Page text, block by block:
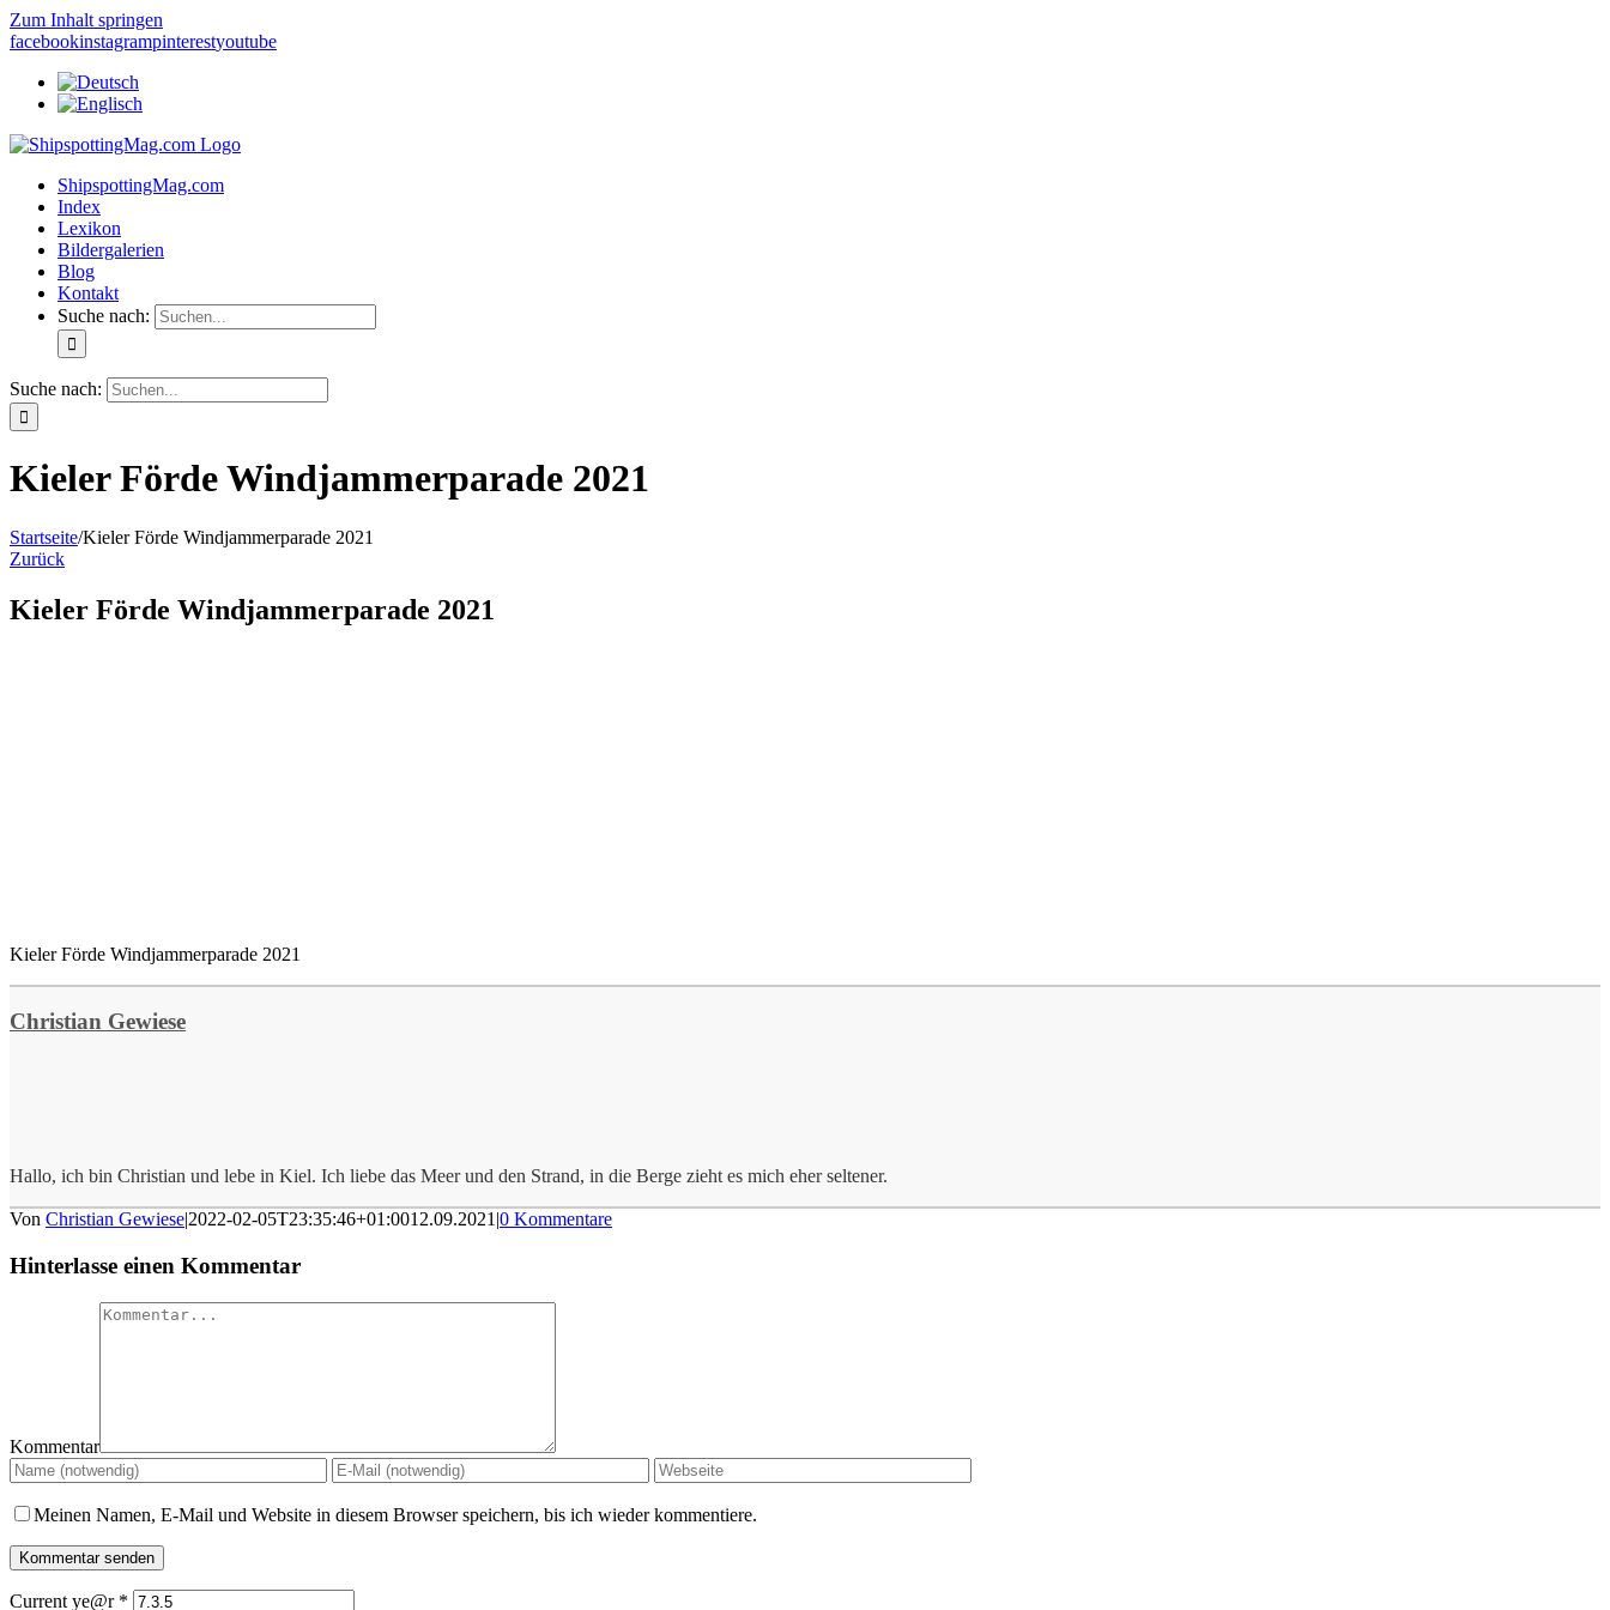
Zum Inhalt springen
facebookinstagrampinterestyoutube
ShipspottingMag.com
Index
Lexikon
Bildergalerien
Blog
Kontakt
Suche nach:
Suche nach:
Kieler Förde Windjammerparade 2021
Startseite/Kieler Förde Windjammerparade 2021
Zurück
Kieler Förde Windjammerparade 2021
Kieler Förde Windjammerparade 2021
Christian Gewiese
Hallo, ich bin Christian und lebe in Kiel. Ich liebe das Meer und den Strand, in die Berge zieht es mich eher seltener.
Von Christian Gewiese|2022-02-05T23:35:46+01:0012.09.2021 |0 Kommentare
Hinterlasse einen Kommentar
Kommentar
Meinen Namen, E-Mail und Website in diesem Browser speichern, bis ich wieder kommentiere.
Current ye@r *